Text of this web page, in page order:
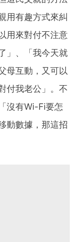
用有趣方式來糾
用來對付不注意
」、「我今天就
母互動，又可以
付我老公」。不
沒有Wi-Fi要怎
動數據，那這招